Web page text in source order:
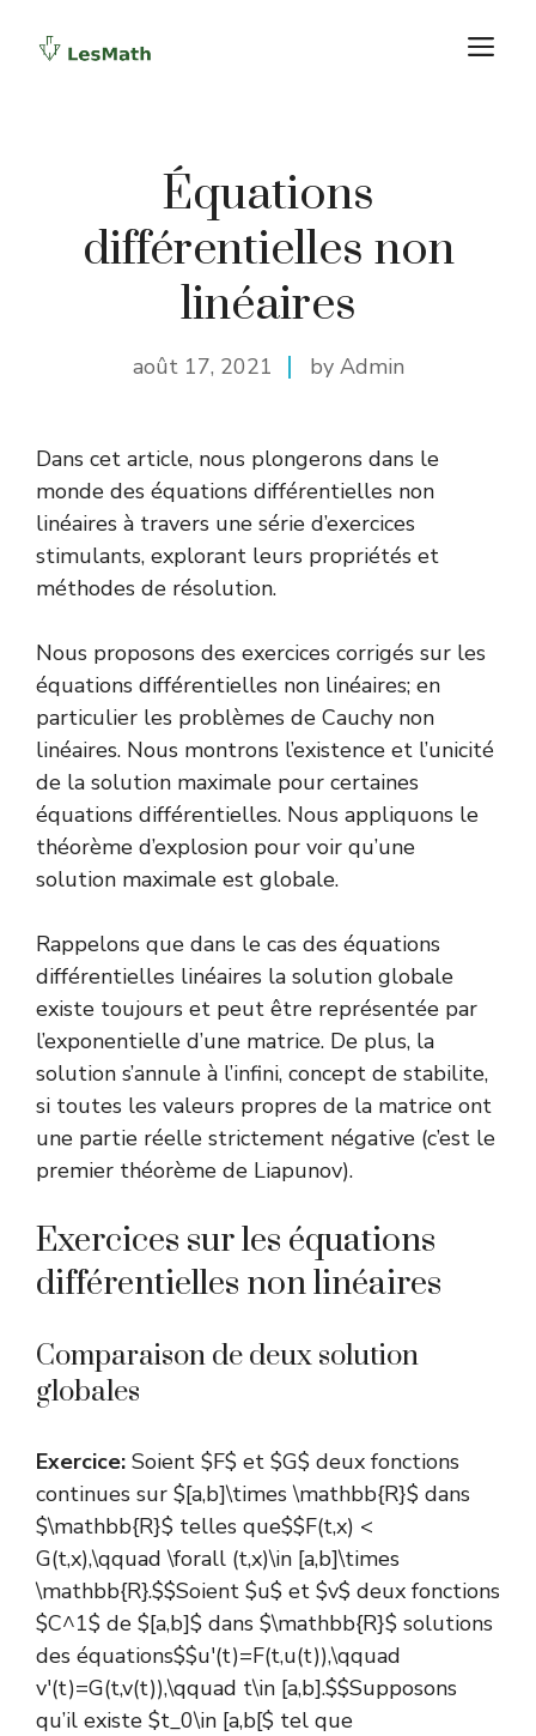
Équations
différentielles non
linéaires
août 17, 2021 by Admin
Dans cet article, nous plongerons dans le
monde des équations différentielles non
linéaires à travers une série d’exercices
stimulants, explorant leurs propriétés et
méthodes de résolution.
Nous proposons des exercices corrigés sur les
équations différentielles non linéaires; en
particulier les problèmes de Cauchy non
linéaires. Nous montrons l’existence et l’unicité
de la solution maximale pour certaines
équations différentielles. Nous appliquons le
théorème d’explosion pour voir qu’une
solution maximale est globale.
Rappelons que dans le cas des équations
différentielles linéaires la solution globale
existe toujours et peut être représentée par
l’exponentielle d’une matrice. De plus, la
solution s’annule à l’infini, concept de stabilite,
si toutes les valeurs propres de la matrice ont
une partie réelle strictement négative (c’est le
premier théorème de Liapunov).
Exercices sur les équations
différentielles non linéaires
Comparaison de deux solution
globales
Exercice: Soient $F$ et $G$ deux fonctions
continues sur $[a,b]\times \mathbb{R}$ dans
$\mathbb{R}$ telles que$$F(t,x) <
G(t,x),\qquad \forall (t,x)\in [a,b]\times
\mathbb{R}.$$Soient $u$ et $v$ deux fonctions
$C^1$ de $[a,b]$ dans $\mathbb{R}$ solutions
des équations$$u'(t)=F(t,u(t)),\qquad
v'(t)=G(t,v(t)),\qquad t\in [a,b].$$Supposons
qu’il existe $t_0\in [a,b[$ tel que